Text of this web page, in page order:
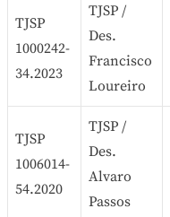
TJSP
1000242-
34.2023
TJSP /
Des.
Francisco
Loureiro
TJSP
1006014-
54.2020
TJSP /
Des.
Alvaro
Passos